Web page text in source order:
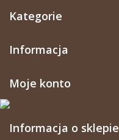
Kategorie
Informacja
Moje konto
Informacja o sklepie